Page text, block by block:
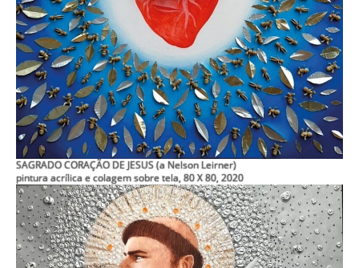
SAGRADO CORAÇÃO DE JESUS (a Nelson Leirner)
pintura acrílica e colagem sobre tela, 80 X 80, 2020